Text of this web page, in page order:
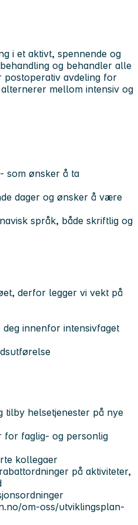
i et aktivt, spennende og
og behandler alle
postoperativ avdeling for
mellom intensiv og
som ønsker å ta
dager og ønsker å være
språk, både skriftlig og
derfor legger vi vekt på
innenfor intensivfaget
tilby helsetjenester på nye
for faglig- og personlig
kollegaer
på aktiviteter,
om-oss/utviklingsplan-